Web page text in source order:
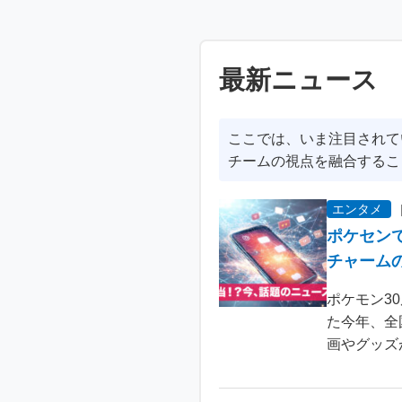
最新ニュース
ここでは、いま注目され
チームの視点を融合する
エンタメ
ポケセン
チャーム
ポケモン
た今年、
画やグッ